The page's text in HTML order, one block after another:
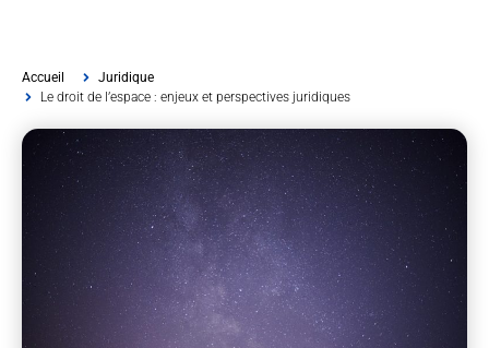
Accueil
Juridique
Le droit de l’espace : enjeux et perspectives juridiques